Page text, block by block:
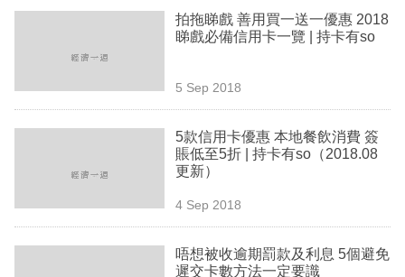
資
樓
拍拖睇戲 善用買一送一優惠 2018
睇戲必備信用卡一覽 | 持卡有so
5 Sep 2018
5款信用卡優惠 本地餐飲消費 簽
賬低至5折 | 持卡有so（2018.08
更新）
4 Sep 2018
唔想被收逾期罰款及利息 5個避免
遲交卡數方法一定要識